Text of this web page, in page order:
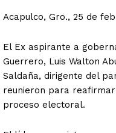
Acapulco, Gro., 25 de
El Ex aspirante a
Guerrero, Luis Walton
Saldaña, dirigente del
reunieron para
proceso electoral.